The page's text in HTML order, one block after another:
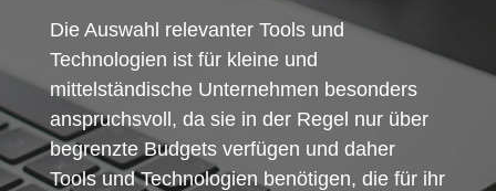
Die Auswahl relevanter Tools und
Technologien ist für kleine und
mittelständische Unternehmen besonders
anspruchsvoll, da sie in der Regel nur über
begrenzte Budgets verfügen und daher
Tools und Technologien benötigen, die für ihr